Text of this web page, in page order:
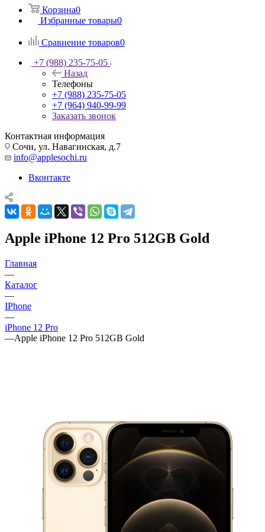
Корзина0
Избранные товары0
Сравнение товаров0
+7 (988) 235-75-05
Назад
Телефоны
+7 (988) 235-75-05
+7 (964) 940-99-99
Заказать звонок
Контактная информация
Сочи, ул. Навагинская, д.7
info@applesochi.ru
Вконтакте
Apple iPhone 12 Pro 512GB Gold
Главная
—
Каталог
—
IPhone
—
iPhone 12 Pro
—Apple iPhone 12 Pro 512GB Gold